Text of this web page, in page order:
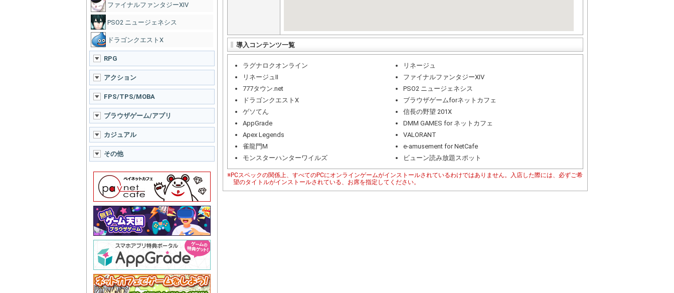
ファイナルファンタジーXIV
PSO2 ニュージェネシス
ドラゴンクエストX
RPG
アクション
FPS/TPS/MOBA
ブラウザゲーム/アプリ
カジュアル
その他
導入コンテンツ一覧
ラグナロクオンライン
リネージュ
リネージュII
ファイナルファンタジーXIV
777タウン.net
PSO2 ニュージェネシス
ドラゴンクエストX
ブラウザゲームforネットカフェ
ゲソてん
信長の野望 201X
AppGrade
DMM GAMES for ネットカフェ
Apex Legends
VALORANT
雀龍門M
e-amusement for NetCafe
モンスターハンターワイルズ
ビューン読み放題スポット
※PCスペックの関係上、すべてのPCにオンラインゲームがインストールされているわけではありません。入店した際には、必ずご希
望のタイトルがインストールされている、お席を指定してください。